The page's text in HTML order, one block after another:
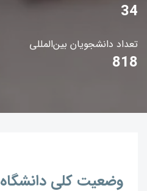
34
تعداد دانشجویان بین‌المللی
818
وضعیت کلی دانشگاه